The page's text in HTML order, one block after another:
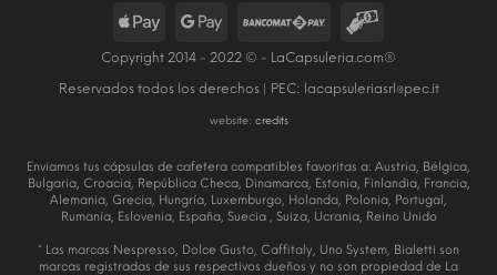
Copyright 2014 - 2022 © - LaCapsuleria.com®
Reservados todos los derechos | PEC: lacapsuleriasrl@pec.it
website: credits
Enviamos tus cápsulas de cafetera compatibles favoritas a: Austria, Bélgica,
Bulgaria, Croacia, República Checa, Dinamarca, Estonia, Finlandia, Francia,
Alemania, Grecia, Hungría, Luxemburgo, Holanda, Polonia, Portugal,
Rumanía, Eslovenia, España, Suecia , Suiza, Ucrania, Reino Unido
* Las marcas Nespresso, Dolce Gusto, Caffitaly, Uno System, Bialetti son
marcas registradas de sus respectivos dueños y no son propiedad de La